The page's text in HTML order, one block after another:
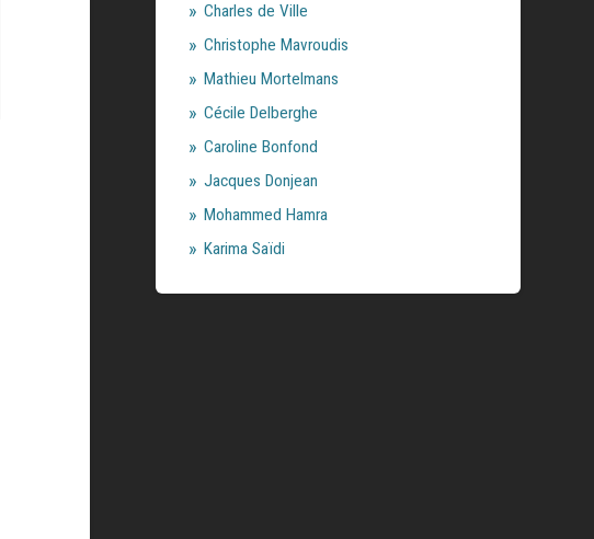
Charles de Ville
Christophe Mavroudis
Mathieu Mortelmans
Cécile Delberghe
Caroline Bonfond
Jacques Donjean
Mohammed Hamra
Karima Saïdi